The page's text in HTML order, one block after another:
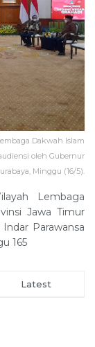
Dakwah Islam
oleh Gubernur
Minggu (16/5).
Lembaga
Jawa Timur
Parawansa
165
Latest